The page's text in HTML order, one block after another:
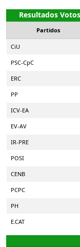
Resultados
Partidos
CiU
PSC-CpC
ERC
PP
ICV-EA
EV-AV
IR-PRE
POSI
CENB
PCPC
PH
E.CAT